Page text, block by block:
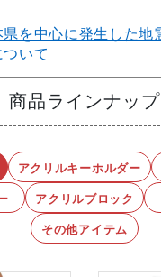
商品ラインナップ
アクリルキーホルダー
アクリルブロック
その他アイテム